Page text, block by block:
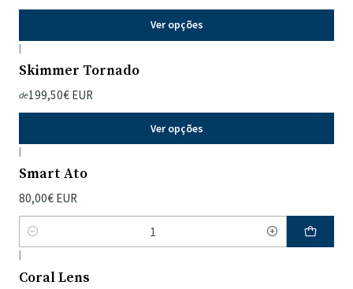
Ver opções
|
Skimmer Tornado
de199,50€ EUR
Ver opções
|
Smart Ato
80,00€ EUR
Quantidade
|
Coral Lens